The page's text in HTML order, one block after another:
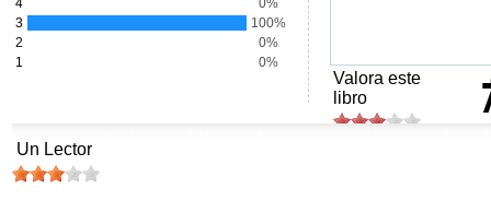
4
0%
3
100%
2
0%
1
0%
Valora este
libro
Un Lector